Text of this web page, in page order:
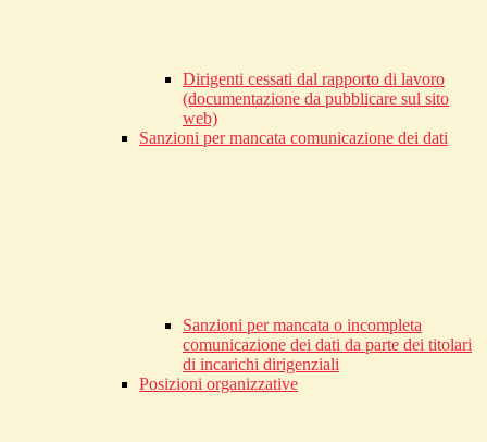
Dirigenti cessati dal rapporto di lavoro
(documentazione da pubblicare sul sito
web)
Sanzioni per mancata comunicazione dei dati
Sanzioni per mancata o incompleta
comunicazione dei dati da parte dei titolari
di incarichi dirigenziali
Posizioni organizzative